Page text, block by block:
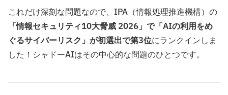
これだけ深刻な問題なので、IPA（情報処理推進機構）の
「情報セキュリティ10大脅威 2026」で「AIの利用をめ
ぐるサイバーリスク」が初選出で第3位にランクインしま
した！シャドーAIはその中心的な問題のひとつです。